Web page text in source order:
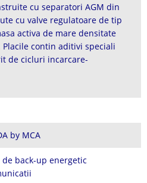
cu separatori AGM din
cu valve regulatoare de tip
activa de mare densitate
contin aditivi speciali
de cicluri incarcare-
by MCA
de back-up energetic